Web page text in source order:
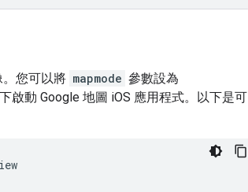
。您可以將 mapmode 參數設為
啟動 Google 地圖 iOS 應用程式。以下是可